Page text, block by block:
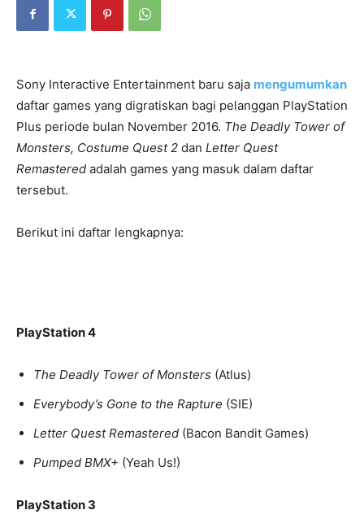
Sony Interactive Entertainment baru saja mengumumkan
daftar games yang digratiskan bagi pelanggan PlayStation
Plus periode bulan November 2016. The Deadly Tower of
Monsters, Costume Quest 2 dan Letter Quest
Remastered adalah games yang masuk dalam daftar
tersebut.
Berikut ini daftar lengkapnya:
PlayStation 4
The Deadly Tower of Monsters (Atlus)
Everybody’s Gone to the Rapture (SIE)
Letter Quest Remastered (Bacon Bandit Games)
Pumped BMX+ (Yeah Us!)
PlayStation 3